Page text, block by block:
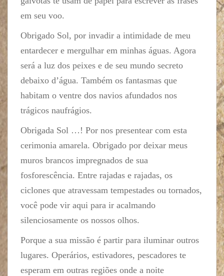
em seu voo.
Obrigado Sol, por invadir a intimidade de meu
entardecer e mergulhar em minhas águas. Agora
será a luz dos peixes e de seu mundo secreto
debaixo d’água. Também os fantasmas que
habitam o ventre dos navios afundados nos
trágicos naufrágios.
Obrigada Sol …! Por nos presentear com esta
cerimonia amarela. Obrigado por deixar meus
muros brancos impregnados de sua
fosforescência. Entre rajadas e rajadas, os
ciclones que atravessam tempestades ou tornados,
você pode vir aqui para ir acalmando
silenciosamente os nossos olhos.
Porque a sua missão é partir para iluminar outros
lugares. Operários, estivadores, pescadores te
esperam em outras regiões onde a noite